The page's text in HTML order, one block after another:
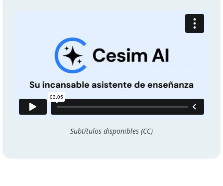
Subtítulos disponibles (CC)